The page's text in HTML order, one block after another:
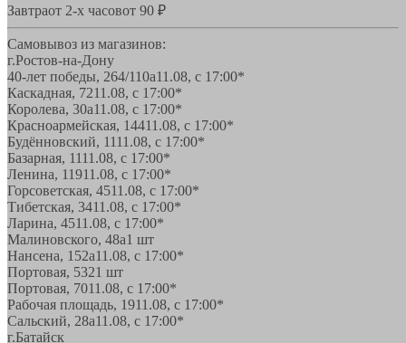
Завтраот 2-х часовот 90 ₽
Самовывоз из магазинов:
г.Ростов-на-Дону
40-лет победы, 264/110а11.08, с 17:00*
Каскадная, 7211.08, с 17:00*
Королева, 30а11.08, с 17:00*
Красноармейская, 14411.08, с 17:00*
Будённовский, 1111.08, с 17:00*
Базарная, 1111.08, с 17:00*
Ленина, 11911.08, с 17:00*
Горсоветская, 4511.08, с 17:00*
Тибетская, 3411.08, с 17:00*
Ларина, 4511.08, с 17:00*
Малиновского, 48а1 шт
Нансена, 152а11.08, с 17:00*
Портовая, 5321 шт
Портовая, 7011.08, с 17:00*
Рабочая площадь, 1911.08, с 17:00*
Сальский, 28a11.08, с 17:00*
г.Батайск